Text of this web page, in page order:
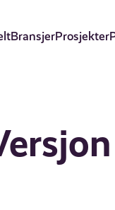
BransjerProsjekter